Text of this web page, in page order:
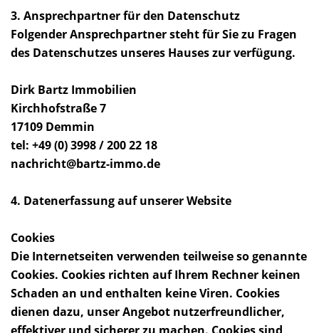
3. Ansprechpartner für den Datenschutz
Folgender Ansprechpartner steht für Sie zu Fragen
des Datenschutzes unseres Hauses zur verfügung.
Dirk Bartz Immobilien
Kirchhofstraße 7
17109 Demmin
tel: +49 (0) 3998 / 200 22 18
nachricht@bartz-immo.de
4. Datenerfassung auf unserer Website
Cookies
Die Internetseiten verwenden teilweise so genannte
Cookies. Cookies richten auf Ihrem Rechner keinen
Schaden an und enthalten keine Viren. Cookies
dienen dazu, unser Angebot nutzerfreundlicher,